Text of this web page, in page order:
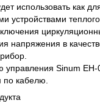
использовать как
устройствами
напряжения в
управления Sinum EH-
по кабелю.